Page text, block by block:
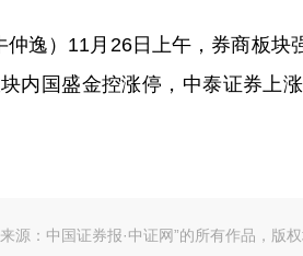
）11月26日上午，券商板块
内国盛金控涨停，中泰证券上
源：中国证券报·中证网”的所有作品，版